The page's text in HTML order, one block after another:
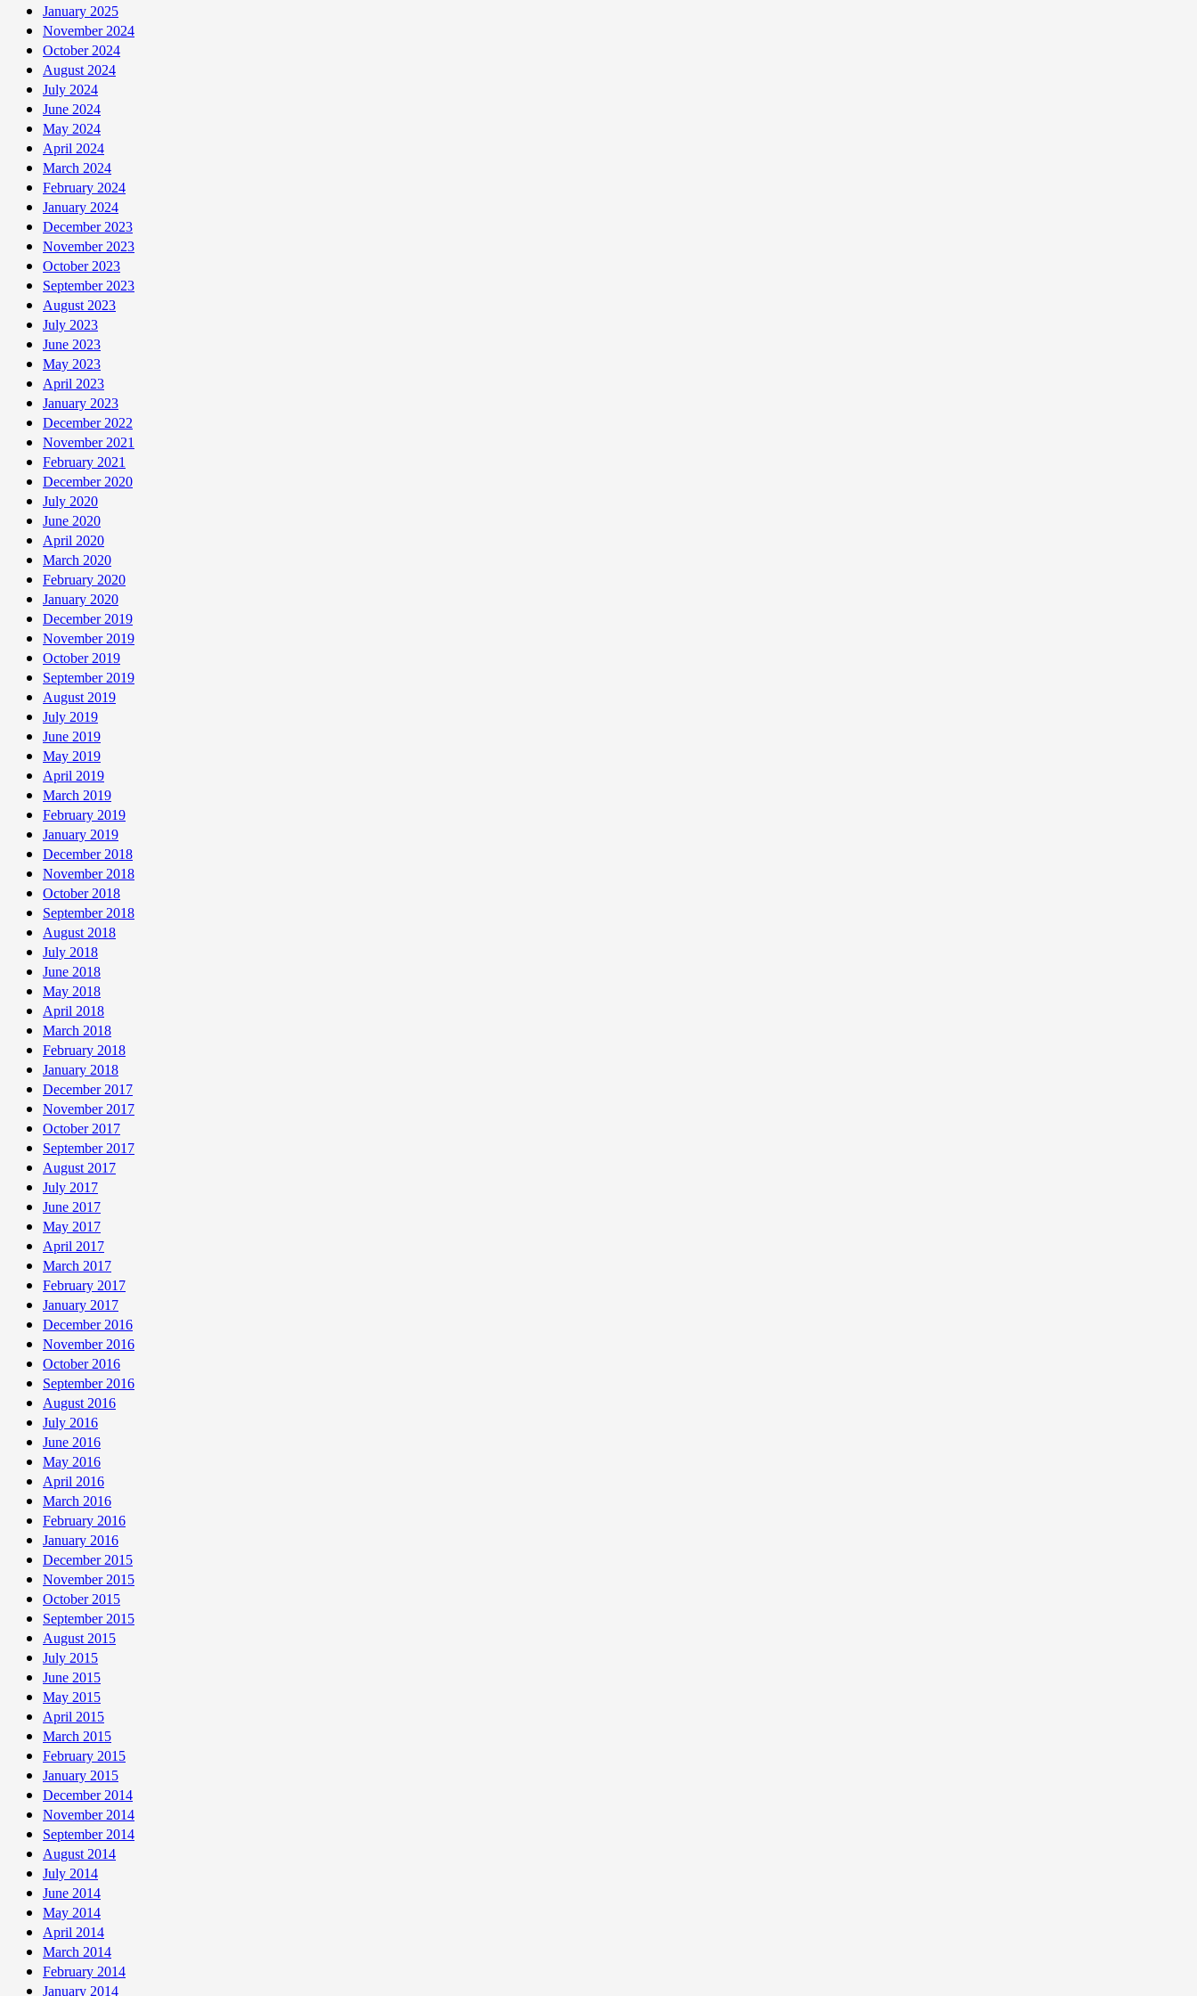
Tháng
12
Năm
2023
January 2025
November 2024
October 2024
August 2024
July 2024
June 2024
May 2024
April 2024
March 2024
February 2024
January 2024
December 2023
November 2023
October 2023
September 2023
August 2023
July 2023
June 2023
May 2023
April 2023
January 2023
December 2022
November 2021
February 2021
December 2020
July 2020
June 2020
April 2020
March 2020
February 2020
January 2020
December 2019
November 2019
October 2019
September 2019
August 2019
July 2019
June 2019
May 2019
April 2019
March 2019
February 2019
January 2019
December 2018
November 2018
October 2018
September 2018
August 2018
July 2018
June 2018
May 2018
April 2018
March 2018
February 2018
January 2018
December 2017
November 2017
October 2017
September 2017
August 2017
July 2017
June 2017
May 2017
April 2017
March 2017
February 2017
January 2017
December 2016
November 2016
October 2016
September 2016
August 2016
July 2016
June 2016
May 2016
April 2016
March 2016
February 2016
January 2016
December 2015
November 2015
October 2015
September 2015
August 2015
July 2015
June 2015
May 2015
April 2015
March 2015
February 2015
January 2015
December 2014
November 2014
September 2014
August 2014
July 2014
June 2014
May 2014
April 2014
March 2014
February 2014
January 2014